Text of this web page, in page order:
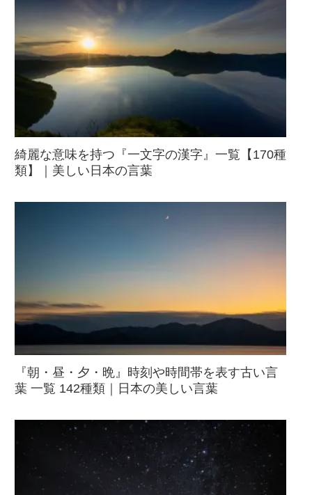
綺麗な意味を持つ『一文字の漢字』一覧【170種
類】｜美しい日本の言葉
『朝・昼・夕・晩』時刻や時間帯を表す古い言
葉 一覧 142種類｜日本の美しい言葉